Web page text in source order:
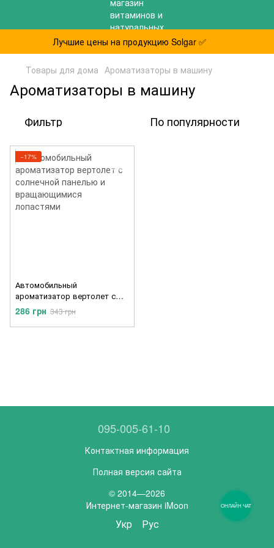
Лучшие цены на продукцию Solgar ✅
Товары для дома Ароматизаторы в машину
Ароматизаторы в машину
Фильтр По популярности
−17%
Автомобильный
ароматизатор вертолет с
солнечной панелью и
вращающимися лопастями
286 грн 343 грн
095-005-61-10
Контактная информация
Полная версия сайта
© 2014—2026
Интернет-магазин iMoon
Укр Рус
ОНЛАЙН ЧАТ